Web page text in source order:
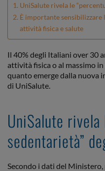
UniSalute rivela le
È importante sensibilizzare
attività fisica e salute
Il 40% degli Italiani over 30
attività fisica o al massimo
quanto emerge dalla nuova
di UniSalute.
UniSalute
sedentarietà”
Secondo i dati del Ministero,